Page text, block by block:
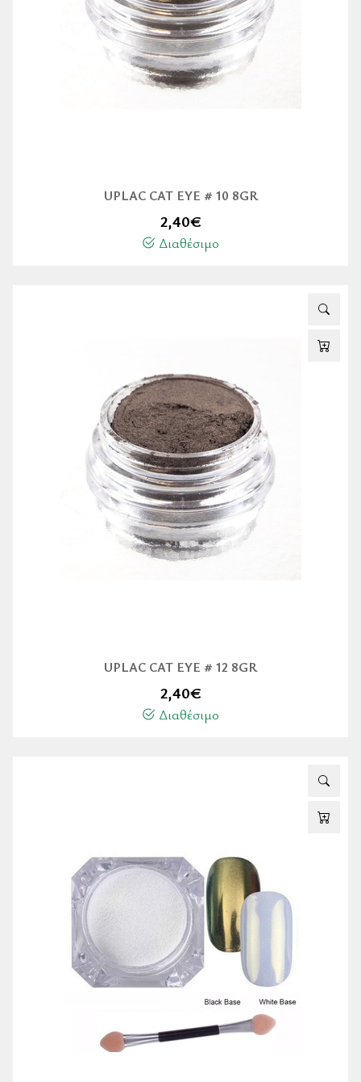
UPLAC CAT EYE # 10 8GR
2,40€
Διαθέσιμο
UPLAC CAT EYE # 12 8GR
2,40€
Διαθέσιμο